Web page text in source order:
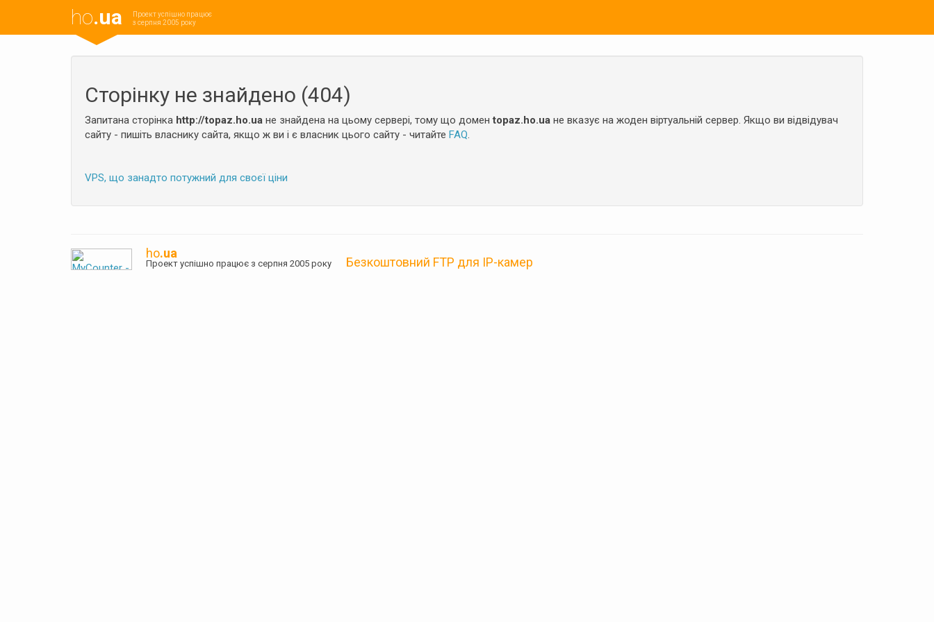
ho.ua
Проект успішно працює
з серпня 2005 року
Сторінку не знайдено (404)
Запитана сторінка http://topaz.ho.ua не знайдена на цьому сервері, тому що доменtopaz.ho.ua не вказує на жоден віртуальній сервер. Якщо ви відвідувач
сайту - пишіть власнику сайта, якщо ж ви і є власник цього сайту - читайте FAQ.
VPS, що занадто потужний для своєї ціни
ho.ua
Проект успішно працює з серпня 2005 року Безкоштовний FTP для IP-камер